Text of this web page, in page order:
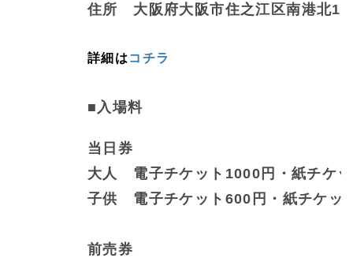
住所 大阪府大阪市住之江区南港北1-
詳細は コチラ
■入場料
当日券
大人 電子チケット1000円・紙チケ
子供 電子チケット600円・紙チケッ
前売券